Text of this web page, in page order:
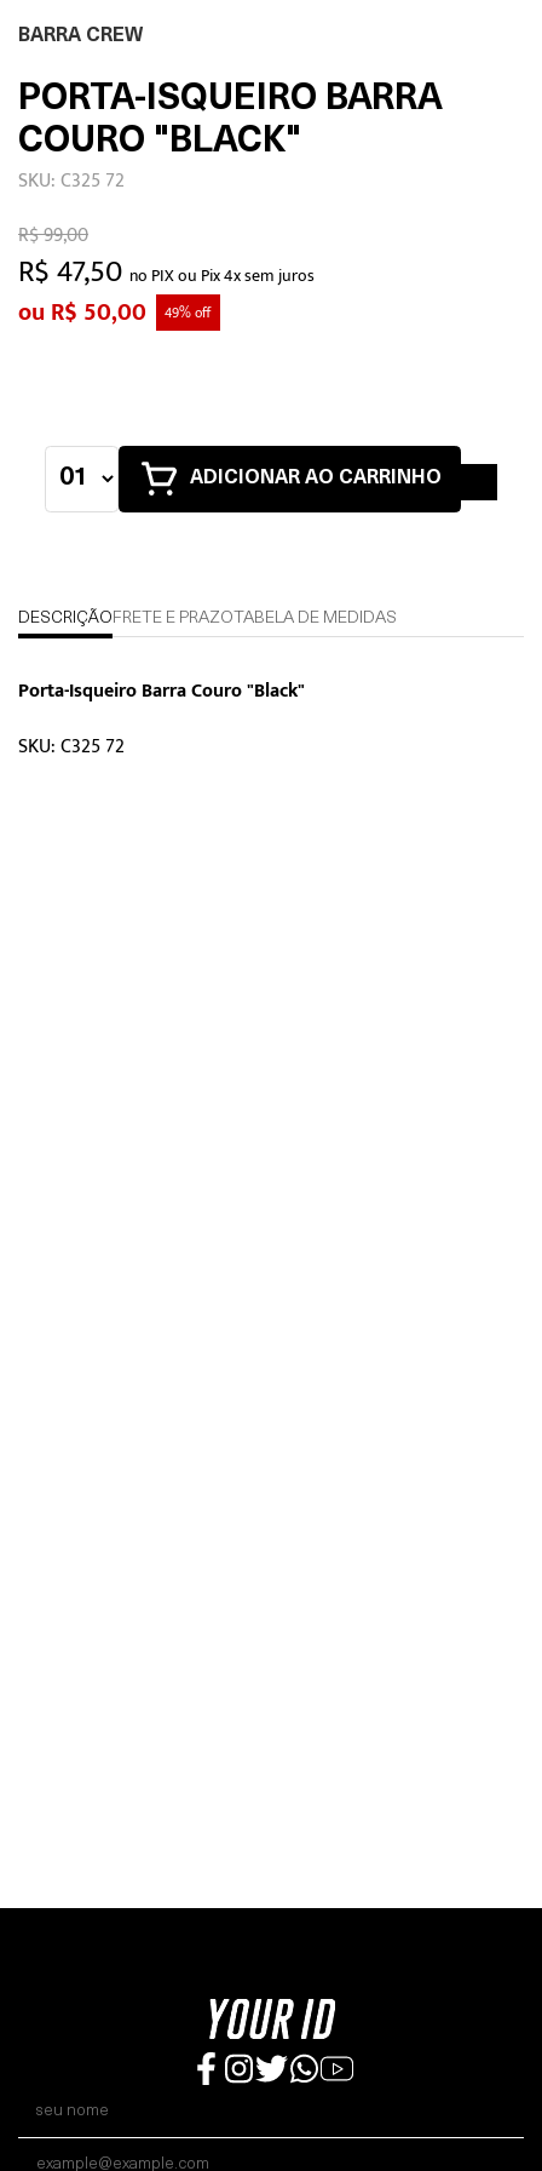
BARRA CREW
PORTA-ISQUEIRO BARRA
COURO "BLACK"
SKU: C325 72
R$ 47,50 no PIX ou Pix 4x sem juros
R$ 99,00
R$ 50,00 49% off
ADICIONAR AO CARRINHO
DESCRIÇÃO FRETE E PRAZOTABELA DE MEDIDAS
Porta-Isqueiro Barra Couro "Black"
SKU: C325 72